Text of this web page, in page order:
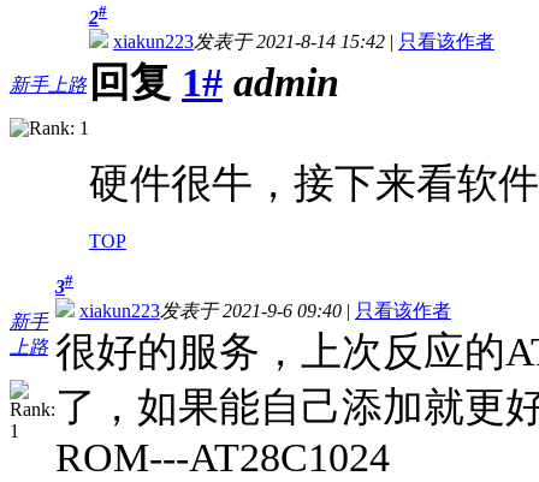
新手上路
2#
xiakun223发表于 2021-8-14 15:42 | 只看该作者
回复 1# admin
硬件很牛，接下来看软
TOP
新手
上路
3#
xiakun223发表于 2021-9-6 09:40 | 只看该作者
很好的服务，上次反应的
了，如果能自己添加就更
ROM---AT28C1024